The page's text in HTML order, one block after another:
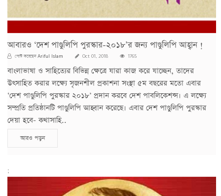
আবারও ‘দেশ পাণ্ডুলিপি পুরস্কার-২০১৮’র জন্য পাণ্ডুলিপি আহ্বান !
পোস্ট করেছেনAriful Islam Oct 01, 2018 1765
বাংলাভাষা ও সাহিত্যের বিভিন্ন ক্ষেত্রে যারা কাজ করে যাচ্ছেন, তাদের
উৎসাহিত করার লক্ষ্যে সৃজনশীল প্রকাশনা সংস্থা ৫ম বছরের মতো এবার
‘দেশ পাণ্ডুলিপি পুরস্কার ২০১৮’ প্রদান করবে দেশ পাবলিকেশন্স। এ লক্ষ্যে
সম্প্রতি প্রতিষ্ঠানটি পাণ্ডুলিপি আহ্বান করেছে। এবার দেশ পাণ্ডুলিপি পুরস্কার
দেয়া হবে- কথাসাহি..
আরও পড়ুন
;